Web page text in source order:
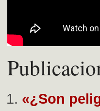
«¿Son